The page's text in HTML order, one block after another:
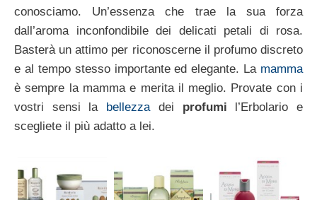
conosciamo. Un’essenza che trae la sua forza
dall’aroma inconfondibile dei delicati petali di rosa.
Basterà un attimo per riconoscerne il profumo discreto
e al tempo stesso importante ed elegante. La mamma
è sempre la mamma e merita il meglio. Provate con i
vostri sensi la bellezza dei profumi l’Erbolario e
scegliete il più adatto a lei.